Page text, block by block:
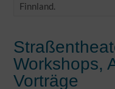
Finnland.
Workshops,
Vorträge